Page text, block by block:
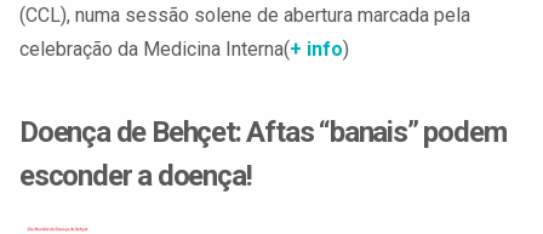
(CCL), numa sessão solene de abertura marcada pela
celebração da Medicina Interna(+ info)
Doença de Behçet: Aftas “banais” podem
esconder a doença!